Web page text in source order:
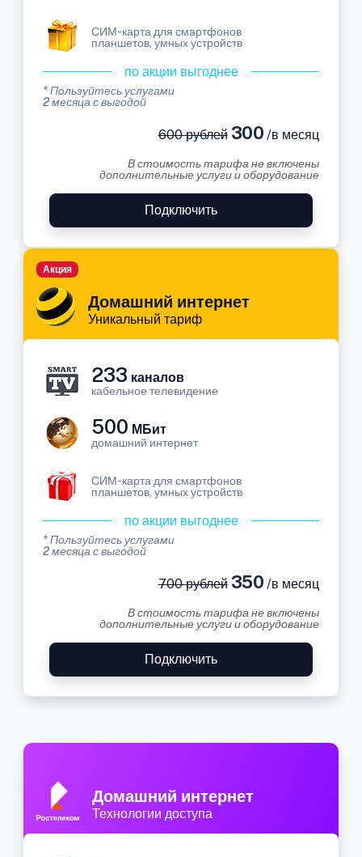
СИМ-карта для смартфонов
планшетов, умных устройств
по акции выгоднее
* Пользуйтесь услугами
2 месяца с выгодой
600 рублей300 /в месяц
В стоимость тарифа не включены
дополнительные услуги и оборудование
Подключить
Домашний интернет
Уникальный тариф
Акция
233 каналов
кабельное телевидение
500 МБит
домашний интернет
СИМ-карта для смартфонов
планшетов, умных устройств
по акции выгоднее
* Пользуйтесь услугами
2 месяца с выгодой
700 рублей350 /в месяц
В стоимость тарифа не включены
дополнительные услуги и оборудование
Подключить
Домашний интернет
Технологии доступа